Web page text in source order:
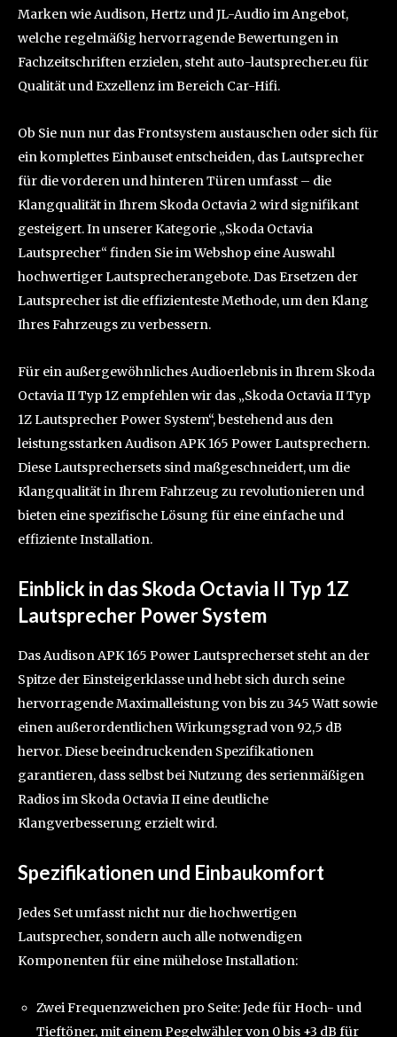
Marken wie Audison, Hertz und JL-Audio im Angebot,
welche regelmäßig hervorragende Bewertungen in
Fachzeitschriften erzielen, steht auto-lautsprecher.eu für
Qualität und Exzellenz im Bereich Car-Hifi.
Ob Sie nun nur das Frontsystem austauschen oder sich für
ein komplettes Einbauset entscheiden, das Lautsprecher
für die vorderen und hinteren Türen umfasst – die
Klangqualität in Ihrem Skoda Octavia 2 wird signifikant
gesteigert. In unserer Kategorie „Skoda Octavia
Lautsprecher“ finden Sie im Webshop eine Auswahl
hochwertiger Lautsprecherangebote. Das Ersetzen der
Lautsprecher ist die effizienteste Methode, um den Klang
Ihres Fahrzeugs zu verbessern.
Für ein außergewöhnliches Audioerlebnis in Ihrem Skoda
Octavia II Typ 1Z empfehlen wir das „Skoda Octavia II Typ
1Z Lautsprecher Power System“, bestehend aus den
leistungsstarken Audison APK 165 Power Lautsprechern.
Diese Lautsprechersets sind maßgeschneidert, um die
Klangqualität in Ihrem Fahrzeug zu revolutionieren und
bieten eine spezifische Lösung für eine einfache und
effiziente Installation.
Einblick in das Skoda Octavia II Typ 1Z
Lautsprecher Power System
Das Audison APK 165 Power Lautsprecherset steht an der
Spitze der Einsteigerklasse und hebt sich durch seine
hervorragende Maximalleistung von bis zu 345 Watt sowie
einen außerordentlichen Wirkungsgrad von 92,5 dB
hervor. Diese beeindruckenden Spezifikationen
garantieren, dass selbst bei Nutzung des serienmäßigen
Radios im Skoda Octavia II eine deutliche
Klangverbesserung erzielt wird.
Spezifikationen und Einbaukomfort
Jedes Set umfasst nicht nur die hochwertigen
Lautsprecher, sondern auch alle notwendigen
Komponenten für eine mühelose Installation:
Zwei Frequenzweichen pro Seite: Jede für Hoch- und
Tieftöner, mit einem Pegelwähler von 0 bis +3 dB für